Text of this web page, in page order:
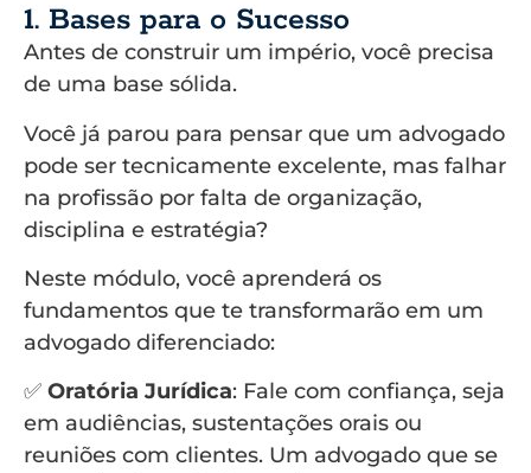
1. Bases para o Sucesso
Antes de construir um império, você precisa
de uma base sólida.
Você já parou para pensar que um advogado
pode ser tecnicamente excelente, mas falhar
na profissão por falta de organização,
disciplina e estratégia?
Neste módulo, você aprenderá os
fundamentos que te transformarão em um
advogado diferenciado:
✅ Oratória Jurídica: Fale com confiança, seja
em audiências, sustentações orais ou
reuniões com clientes. Um advogado que se